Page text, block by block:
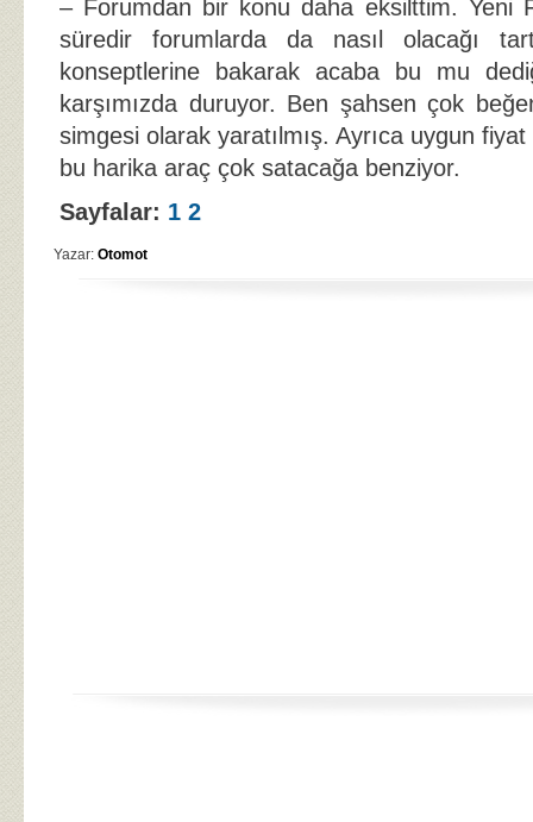
– Forumdan bir konu daha eksilttim. Yeni
süredir forumlarda da nasıl olacağı
konseptlerine bakarak acaba bu mu
karşımızda duruyor. Ben şahsen çok
simgesi olarak yaratılmış. Ayrıca uygun
bu harika araç çok satacağa benziyor.
Sayfalar: 1 2
Yazar: Otomot